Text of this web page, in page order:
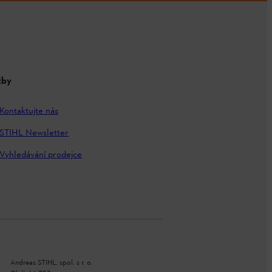
Kontaktujte nás
STIHL Newsletter
Vyhledávání prodejce
Andreas STIHL, spol. s r. o.